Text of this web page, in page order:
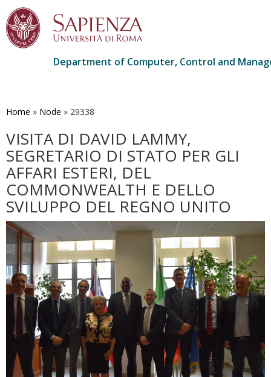
main
Department of Computer, Control and
Home » Node » 29338
VISITA DI DAVID LAMMY,
SEGRETARIO DI STATO PER GLI
AFFARI ESTERI, DEL
COMMONWEALTH E DELLO
SVILUPPO DEL REGNO UNITO